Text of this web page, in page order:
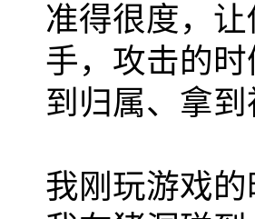
准得很度，
手，攻击的
到归属、拿
我刚玩游戏